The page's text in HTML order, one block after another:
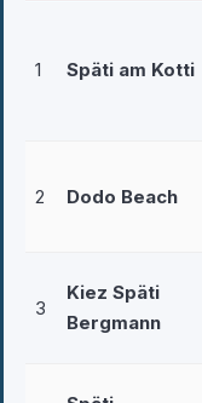
1 Späti am Kotti
2 Dodo Beach
3
Kiez Späti
Bergmann